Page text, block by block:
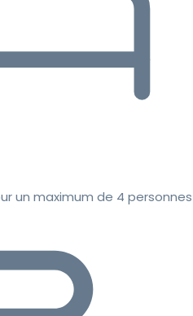
un maximum de 4 personnes